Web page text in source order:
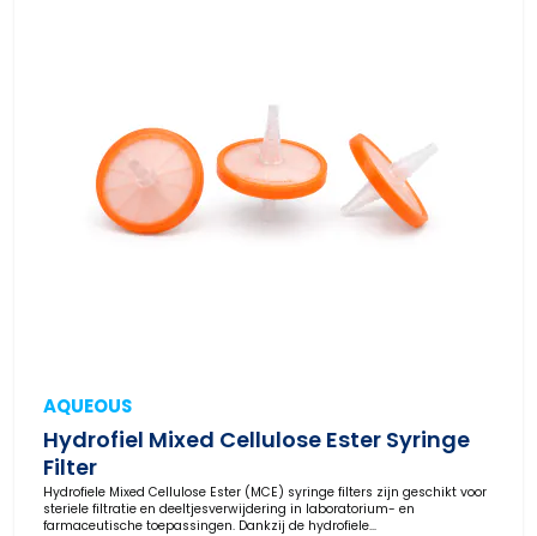
AQUEOUS
Hydrofiel Mixed Cellulose Ester Syringe
Filter
Hydrofiele Mixed Cellulose Ester (MCE) syringe filters zijn geschikt voor
steriele filtratie en deeltjesverwijdering in laboratorium- en
farmaceutische toepassingen. Dankzij de hydrofiele